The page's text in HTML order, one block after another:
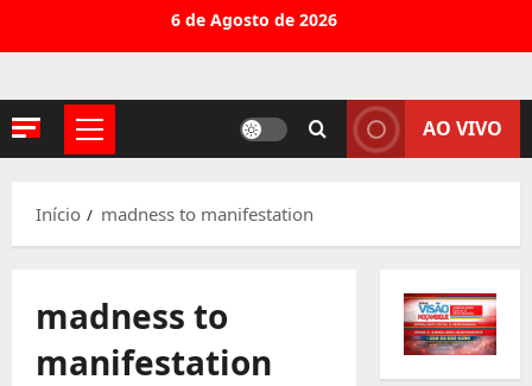
conteúdo
6 de Agosto de 2026
Menu
AO VIVO
Início madness to manifestation
madness to
manifestation